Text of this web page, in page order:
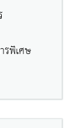
รพิเศษ